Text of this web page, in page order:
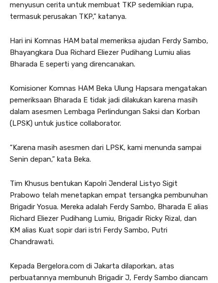
menyusun cerita untuk membuat TKP sedemikian rupa,
termasuk perusakan TKP,” katanya.
Hari ini Komnas HAM batal memeriksa ajudan Ferdy Sambo,
Bhayangkara Dua Richard Eliezer Pudihang Lumiu alias
Bharada E seperti yang direncanakan.
Komisioner Komnas HAM Beka Ulung Hapsara mengatakan
pemeriksaan Bharada E tidak jadi dilakukan karena masih
dalam asesmen Lembaga Perlindungan Saksi dan Korban
(LPSK) untuk justice collaborator.
“Karena masih asesmen dari LPSK, kami menunda sampai
Senin depan,” kata Beka.
Tim Khusus bentukan Kapolri Jenderal Listyo Sigit
Prabowo telah menetapkan empat tersangka pembunuhan
Brigadir Yosua. Mereka adalah Ferdy Sambo, Bharada E alias
Richard Eliezer Pudihang Lumiu, Brigadir Ricky Rizal, dan
KM alias Kuat sopir dari istri Ferdy Sambo, Putri
Chandrawati.
Kepada Bergelora.com di Jakarta dilaporkan, atas
perbuatannya membunuh Brigadir J, Ferdy Sambo diancam